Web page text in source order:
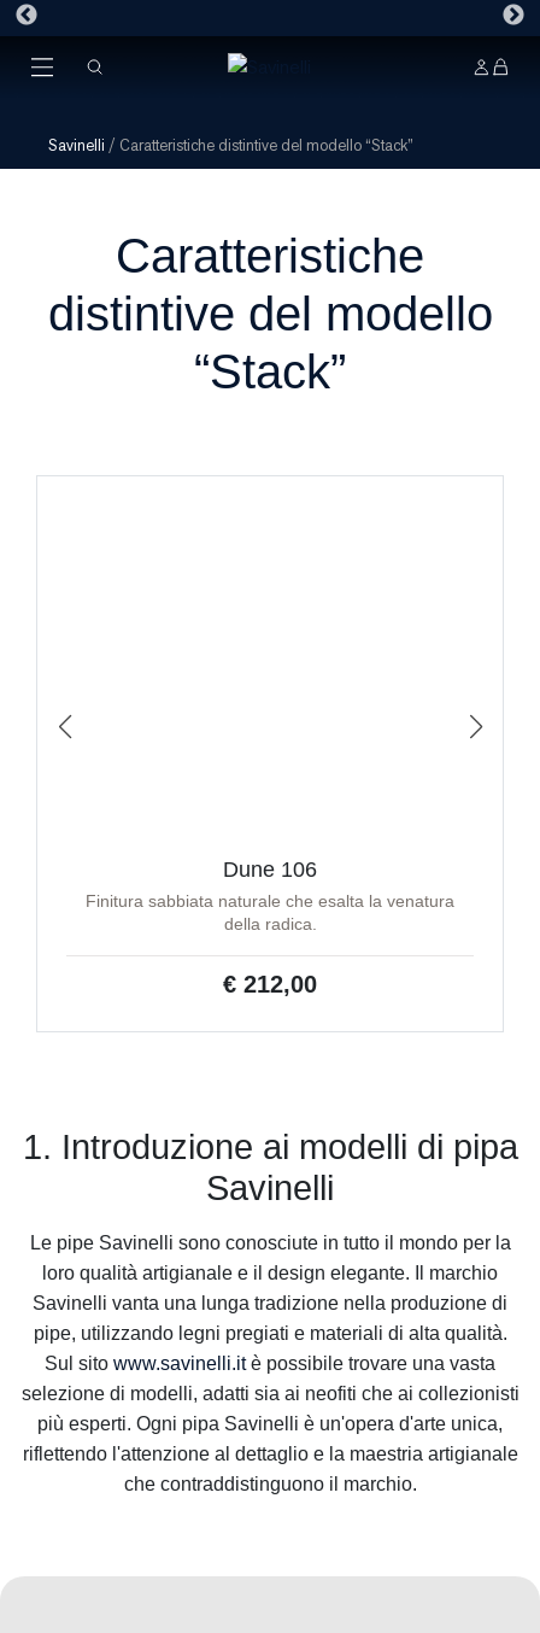
Savinelli / Caratteristiche distintive del modello “Stack”
Caratteristiche
distintive del modello
“Stack”
Dune 106
Finitura sabbiata naturale che esalta la venatura
della radica.
€ 212,00
1. Introduzione ai modelli di pipa
Savinelli
Le pipe Savinelli sono conosciute in tutto il mondo per la
loro qualità artigianale e il design elegante. Il marchio
Savinelli vanta una lunga tradizione nella produzione di
pipe, utilizzando legni pregiati e materiali di alta qualità.
Sul sito www.savinelli.itè possibile trovare una vasta
selezione di modelli, adatti sia ai neofiti che ai collezionisti
più esperti. Ogni pipa Savinelli è un'opera d'arte unica,
riflettendo l'attenzione al dettaglio e la maestria artigianale
che contraddistinguono il marchio.